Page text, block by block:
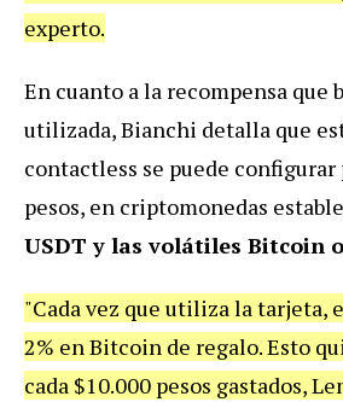
experto.
En cuanto a la recompensa que
utilizada, Bianchi detalla que
contactless se puede configurar
pesos, en criptomonedas
USDT y las volátiles Bitcoin
"Cada vez que utiliza la tarjeta,
2% en Bitcoin de regalo. Esto
cada $10.000 pesos gastados,